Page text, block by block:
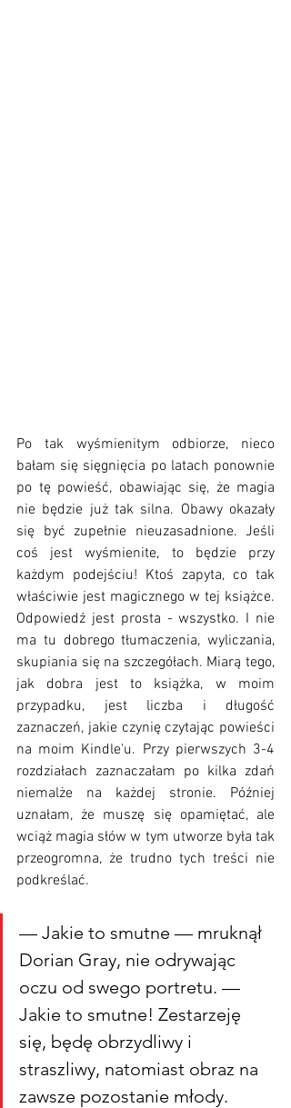
Po tak wyśmienitym odbiorze, nieco
bałam się sięgnięcia po latach ponownie
po tę powieść, obawiając się, że magia
nie będzie już tak silna. Obawy okazały
się być zupełnie nieuzasadnione. Jeśli
coś jest wyśmienite, to będzie przy
każdym podejściu! Ktoś zapyta, co tak
właściwie jest magicznego w tej książce.
Odpowiedź jest prosta - wszystko. I nie
ma tu dobrego tłumaczenia, wyliczania,
skupiania się na szczegółach. Miarą tego,
jak dobra jest to książka, w moim
przypadku, jest liczba i długość
zaznaczeń, jakie czynię czytając powieści
na moim Kindle'u. Przy pierwszych 3-4
rozdziałach zaznaczałam po kilka zdań
niemalże na każdej stronie. Później
uznałam, że muszę się opamiętać, ale
wciąż magia słów w tym utworze była tak
przeogromna, że trudno tych treści nie
podkreślać.
— Jakie to smutne — mruknął
Dorian Gray, nie odrywając
oczu od swego portretu. —
Jakie to smutne! Zestarzeję
się, będę obrzydliwy i
straszliwy, natomiast obraz na
zawsze pozostanie młody.